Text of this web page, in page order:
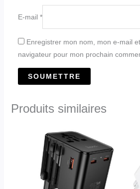
E-mail *
Enregistrer mon nom, mon e-mail
navigateur pour mon prochain
Produits similaires